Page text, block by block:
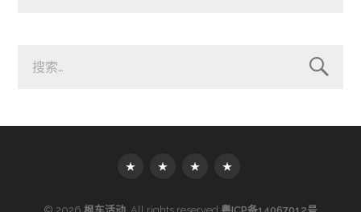
索：
首
页
发
起
场
景
加
入